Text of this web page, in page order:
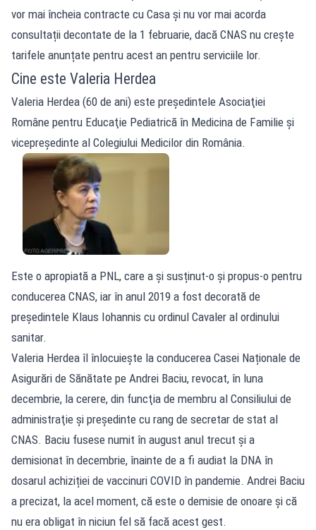
vor mai încheia contracte cu Casa și nu vor mai acorda
consultații decontate de la 1 februarie, dacă CNAS nu crește
tarifele anunțate pentru acest an pentru serviciile lor.
Cine este Valeria Herdea
Valeria Herdea (60 de ani) este preşedintele Asociaţiei
Române pentru Educaţie Pediatrică în Medicina de Familie şi
vicepreşedinte al Colegiului Medicilor din România.
Este o apropiată a PNL, care a și susținut-o și propus-o pentru
conducerea CNAS, iar în anul 2019 a fost decorată de
președintele Klaus Iohannis cu ordinul Cavaler al ordinului
sanitar.
Valeria Herdea îl înlocuiește la conducerea Casei Naționale de
Asigurări de Sănătate pe Andrei Baciu, revocat, în luna
decembrie, la cerere, din funcţia de membru al Consiliului de
administraţie şi preşedinte cu rang de secretar de stat al
CNAS. Baciu fusese numit în august anul trecut și a
demisionat în decembrie, înainte de a fi audiat la DNA în
dosarul achiziției de vaccinuri COVID în pandemie. Andrei Baciu
a precizat, la acel moment, că este o demisie de onoare și că
nu era obligat în niciun fel să facă acest gest.